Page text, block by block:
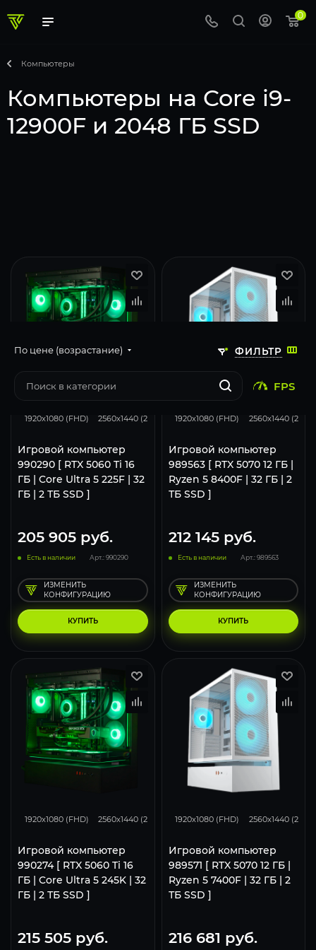
0
Компьютеры
Компьютеры на Core i9-
12900F и 2048 ГБ SSD
ФИЛЬТР
По цене (возрастание)
FPS
1920x1080 (FHD) 2560x1440 (2K) 3840x2160 (4K)
Игровой компьютер
990290 [ RTX 5060 Ti 16
ГБ | Core Ultra 5 225F | 32
ГБ | 2 ТБ SSD ]
205 905 руб.
Есть в наличии Арт.: 990290
КУПИТЬ
ИЗМЕНИТЬ
КОНФИГУРАЦИЮ
1920x1080 (FHD) 2560x1440 (2K)
Игровой компьютер
989563 [ RTX 5070 12 ГБ |
Ryzen 5 8400F | 32 ГБ | 2
ТБ SSD ]
212 145руб.
Есть в наличии Арт.: 989563
КУПИТЬ
ИЗМЕНИТЬ
КОНФИГУРАЦИЮ
1920x1080 (FHD) 2560x1440 (2K) 3840x2160 (4K)
Игровой компьютер
990274 [ RTX 5060 Ti 16
ГБ | Core Ultra 5 245K | 32
ГБ | 2 ТБ SSD ]
215 505 руб.
1920x1080 (FHD) 2560x1440 (2K)
Игровой компьютер
989571 [ RTX 5070 12 ГБ |
Ryzen 5 7400F | 32 ГБ | 2
ТБ SSD ]
216 681 руб.